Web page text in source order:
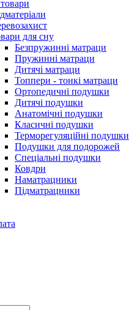
для сну
Безпружинні матраци
Пружинні матраци
Дитячі матраци
Топпери - тонкі матраци
Ортопедичні подушки
Дитячі подушки
Анатомічні подушки
Класичні подушки
Терморегуляційні подушки
Подушки для подорожей
Спеціальні подушки
Ковдри
Наматрацники
Підматрацники